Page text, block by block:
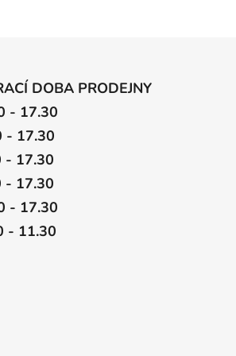
DOBA PRODEJNY
- 17.30
- 17.30
- 17.30
- 17.30
- 17.30
- 11.30